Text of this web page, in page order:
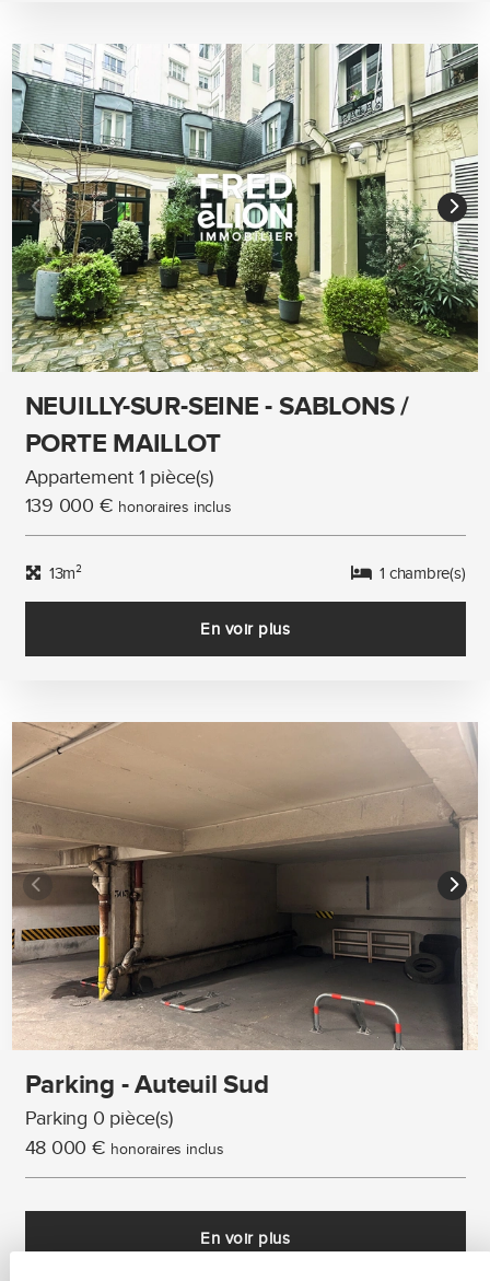
NEUILLY-SUR-SEINE - SABLONS /
PORTE MAILLOT
Appartement 1 pièce(s)
139 000 € honoraires inclus
13m² 1 chambre(s)
En voir plus
Parking - Auteuil Sud
Parking 0 pièce(s)
48 000 € honoraires inclus
En voir plus